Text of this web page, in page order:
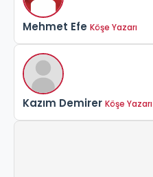
Mehmet Efe Köşe Yazarı
Kazım Demirer Köşe Yazarı